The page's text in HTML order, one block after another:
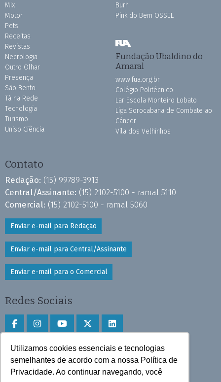
Utilizamos cookies essenciais e tecnologias
semelhantes de acordo com a nossa Política de
Privacidade. Ao continuar navegando, você
Mix
Motor
Pets
Receitas
Revistas
Necrologia
Outro Olhar
Presença
São Bento
Tá na Rede
Tecnologia
Turismo
Uniso Ciência
Burh
Pink do Bem OSSEL
Fundação Ubaldino do
Amaral
www.fua.org.br
Colégio Politécnico
Lar Escola Monteiro Lobato
Liga Sorocabana de Combate ao
Câncer
Vila dos Velhinhos
Contato
Redação: (15) 99789-3913
Central/Assinante: (15) 2102-5100 - ramal 5110
Comercial: (15) 2102-5100 - ramal 5060
Enviar e-mail para Redação
Enviar e-mail para Central/Assinante
Enviar e-mail para o Comercial
Redes Sociais
Faça download do aplicativo
Play Store e App Store